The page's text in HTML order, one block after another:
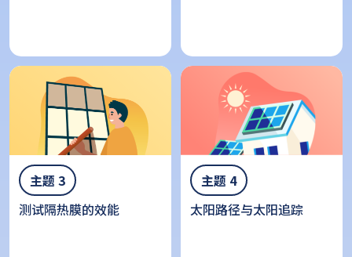
主题 3
测试隔热膜的效能
主题 4
太阳路径与太阳追踪